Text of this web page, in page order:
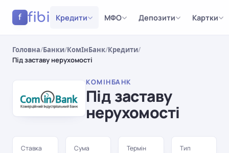
f fibi Кредити МФО Депозити Картки
Головна/Банки/КомІнБанк/Кредити/
Під заставу нерухомості
КОМІНБАНК
Під заставу
нерухомості
Ставка Сума Термін Тип